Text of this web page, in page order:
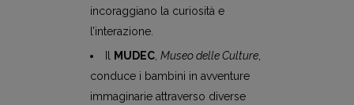
incoraggiano la curiosità e
l’interazione.
MUDEC, Museo delle Culture,
conduce i bambini in avventure
immaginarie attraverso diverse